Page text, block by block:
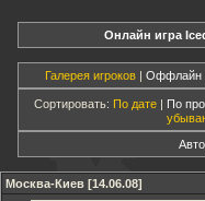
Онлайн игра
Галерея игроков| Оффлайн
Сортировать: По дате| По
Москва-Киев [14.06.08]